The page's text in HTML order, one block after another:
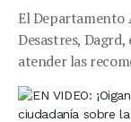
El Departamento
Desastres,
atender las